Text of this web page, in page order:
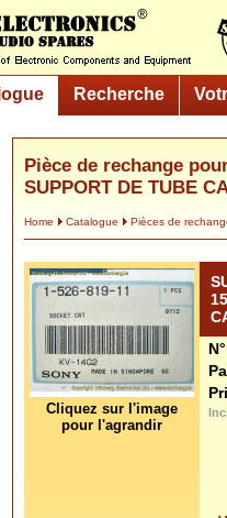
Recherche
Pièce de rechange
SUPPORT DE TUBE
Home Catalogue Pièces de
Cliquez sur l'image
pour l'agrandir